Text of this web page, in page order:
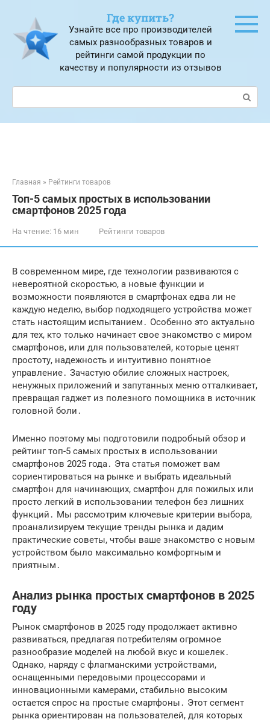
контенту
Где купить?
Узнайте все про производителей
самых разнообразных товаров и
рейтинги самой продукции по
качеству и популярности из отзывов
Поиск:
Главная » Рейтинги товаров
Топ-5 самых простых в использовании
смартфонов 2025 года
На чтение: 16 мин Рейтинги товаров
В современном мире, где технологии развиваются с
невероятной скоростью, а новые функции и
возможности появляются в смартфонах едва ли не
каждую неделю, выбор подходящего устройства может
стать настоящим испытанием․ Особенно это актуально
для тех, кто только начинает свое знакомство с миром
смартфонов, или для пользователей, которые ценят
простоту, надежность и интуитивно понятное
управление․ Зачастую обилие сложных настроек,
ненужных приложений и запутанных меню отталкивает,
превращая гаджет из полезного помощника в источник
головной боли․
Именно поэтому мы подготовили подробный обзор и
рейтингтоп-5 самых простых в использовании
смартфонов 2025 года․ Эта статья поможет вам
сориентироваться на рынке и выбрать идеальный
смартфон для начинающих, смартфон для пожилых или
просто легкий в использовании телефон без лишних
функций․ Мы рассмотрим ключевые критерии выбора,
проанализируем текущие тренды рынка и дадим
практические советы, чтобы ваше знакомство с новым
устройством было максимально комфортным и
приятным․
Анализ рынка простых смартфонов в 2025
году
Рынок смартфонов в 2025 году продолжает активно
развиваться, предлагая потребителям огромное
разнообразие моделей на любой вкус и кошелек․
Однако, наряду с флагманскими устройствами,
оснащенными передовыми процессорами и
инновационными камерами, стабильно высоким
остается спрос на простые смартфоны ․ Этот сегмент
рынка ориентирован на пользователей, для которых